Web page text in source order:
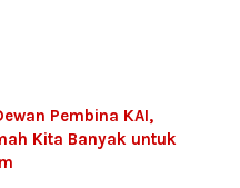
Pembina KAI,
Kita Banyak untuk